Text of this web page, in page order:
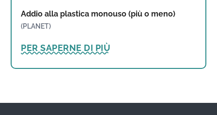
Addio alla plastica monouso (più o meno)
(PLANET)
PER SAPERNE DI PIÙ